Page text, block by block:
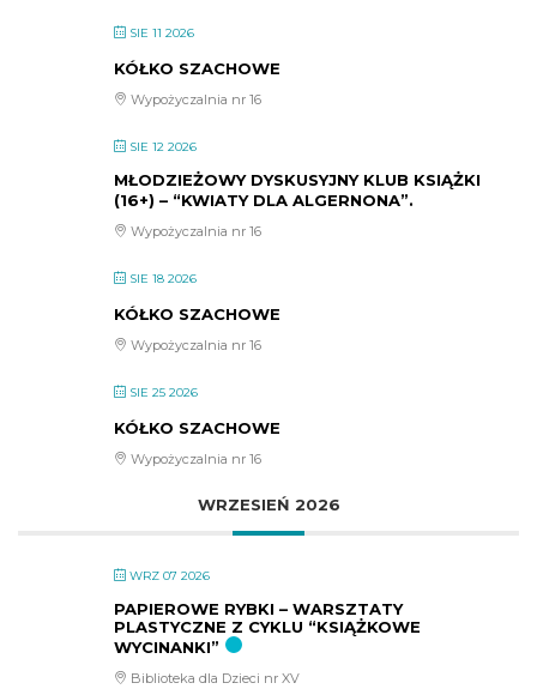
SIE 11 2026
KÓŁKO SZACHOWE
Wypożyczalnia nr 16
SIE 12 2026
MŁODZIEŻOWY DYSKUSYJNY KLUB KSIĄŻKI
(16+) – “KWIATY DLA ALGERNONA”.
Wypożyczalnia nr 16
SIE 18 2026
KÓŁKO SZACHOWE
Wypożyczalnia nr 16
SIE 25 2026
KÓŁKO SZACHOWE
Wypożyczalnia nr 16
WRZESIEŃ 2026
WRZ 07 2026
PAPIEROWE RYBKI – WARSZTATY
PLASTYCZNE Z CYKLU “KSIĄŻKOWE
WYCINANKI”
Biblioteka dla Dzieci nr XV